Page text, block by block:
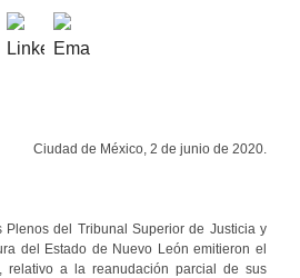
Ciudad de México, 2 de junio de 2020.
del Tribunal Superior de Justicia y
del Estado de Nuevo León emitieron el
relativo a la reanudación parcial de sus